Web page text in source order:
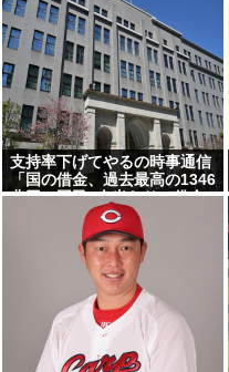
支持率下げてやるの時事通信
「国の借金、過去最高の1346
兆円。国民1人当たりの借金
は約1095万円に」